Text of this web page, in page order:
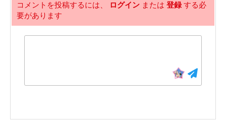
コメントを投稿するには、 ログイン または 登録する必
要があります